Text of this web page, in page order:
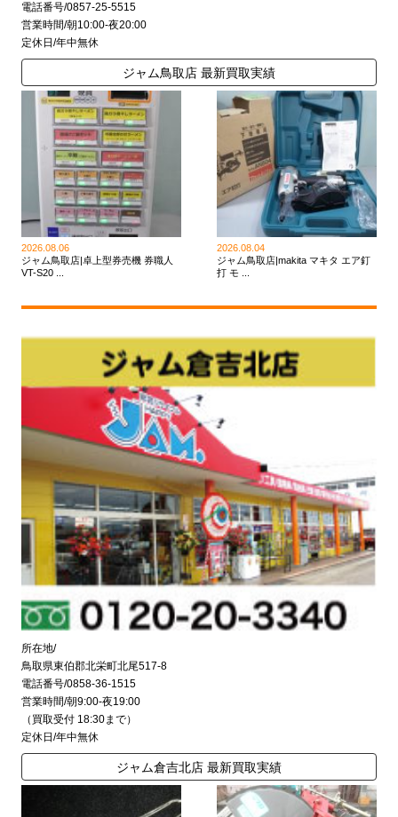
電話番号/0857-25-5515
営業時間/朝10:00-夜20:00
定休日/年中無休
ジャム鳥取店 最新買取実績
2026.08.06
ジャム鳥取店|卓上型券売機 券職人
VT-S20 ...
2026.08.04
ジャム鳥取店|makita マキタ エア釘
打 モ ...
所在地/
鳥取県東伯郡北栄町北尾517-8
電話番号/0858-36-1515
営業時間/朝9:00-夜19:00
（買取受付 18:30まで）
定休日/年中無休
ジャム倉吉北店 最新買取実績